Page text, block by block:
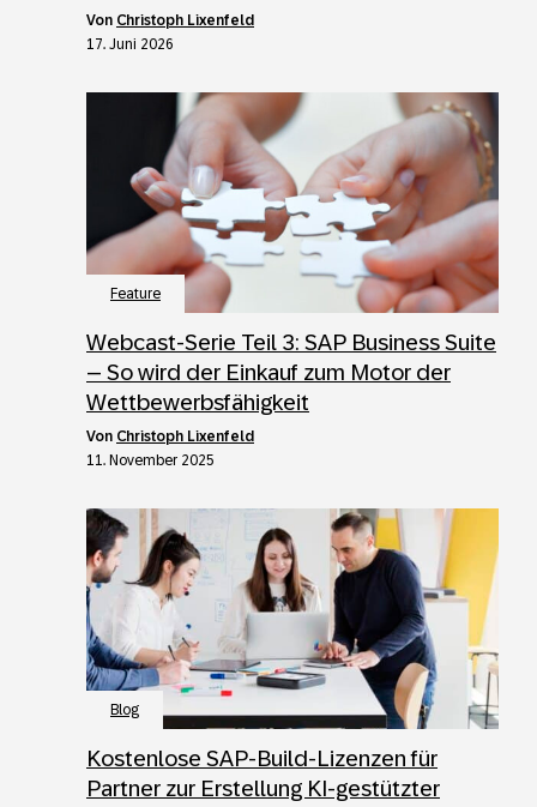
von Christoph Lixenfeld
17. Juni 2026
Feature
Webcast-Serie Teil 3: SAP Business Suite
– So wird der Einkauf zum Motor der
Wettbewerbsfähigkeit
von Christoph Lixenfeld
11. November 2025
Blog
Kostenlose SAP-Build-Lizenzen für
Partner zur Erstellung KI-gestützter